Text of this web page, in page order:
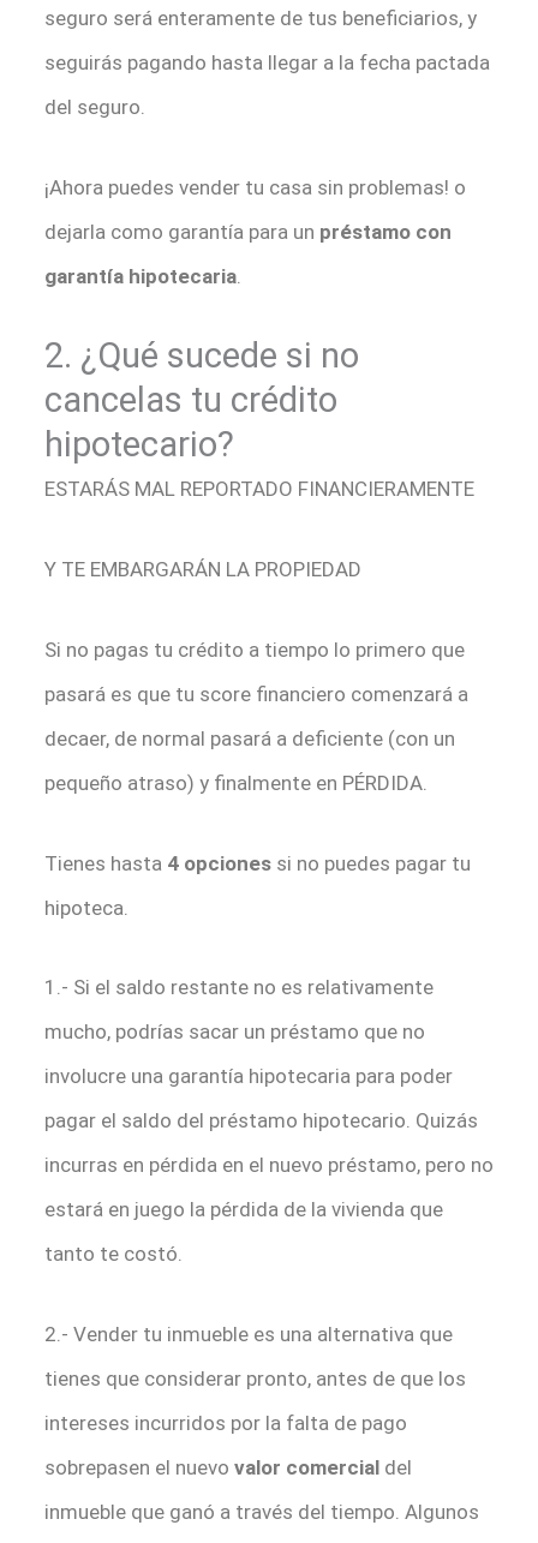
seguro será enteramente de tus beneficiarios, y
seguirás pagando hasta llegar a la fecha pactada
del seguro.
¡Ahora puedes vender tu casa sin problemas! o
dejarla como garantía para un préstamo con
garantía hipotecaria.
2. ¿Qué sucede si no
cancelas tu crédito
hipotecario?
ESTARÁS MAL REPORTADO FINANCIERAMENTE
Y TE EMBARGARÁN LA PROPIEDAD
Si no pagas tu crédito a tiempo lo primero que
pasará es que tu score financiero comenzará a
decaer, de normal pasará a deficiente (con un
pequeño atraso) y finalmente en PÉRDIDA.
Tienes hasta 4 opcionessi no puedes pagar tu
hipoteca.
1.- Si el saldo restante no es relativamente
mucho, podrías sacar un préstamo que no
involucre una garantía hipotecaria para poder
pagar el saldo del préstamo hipotecario. Quizás
incurras en pérdida en el nuevo préstamo, pero no
estará en juego la pérdida de la vivienda que
tanto te costó.
2.- Vender tu inmueble es una alternativa que
tienes que considerar pronto, antes de que los
intereses incurridos por la falta de pago
sobrepasen el nuevo valor comercialdel
inmueble que ganó a través del tiempo. Algunos